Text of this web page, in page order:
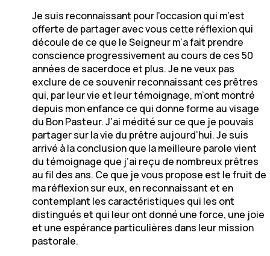
Je suis reconnaissant pour l’occasion qui m’est
offerte de partager avec vous cette réflexion qui
découle de ce que le Seigneur m’a fait prendre
conscience progressivement au cours de ces 50
années de sacerdoce et plus. Je ne veux pas
exclure de ce souvenir reconnaissant ces prêtres
qui, par leur vie et leur témoignage, m’ont montré
depuis mon enfance ce qui donne forme au visage
du Bon Pasteur. J’ai médité sur ce que je pouvais
partager sur la vie du prêtre aujourd’hui. Je suis
arrivé à la conclusion que la meilleure parole vient
du témoignage que j’ai reçu de nombreux prêtres
au fil des ans. Ce que je vous propose est le fruit de
ma réflexion sur eux, en reconnaissant et en
contemplant les caractéristiques qui les ont
distingués et qui leur ont donné une force, une joie
et une espérance particulières dans leur mission
pastorale.